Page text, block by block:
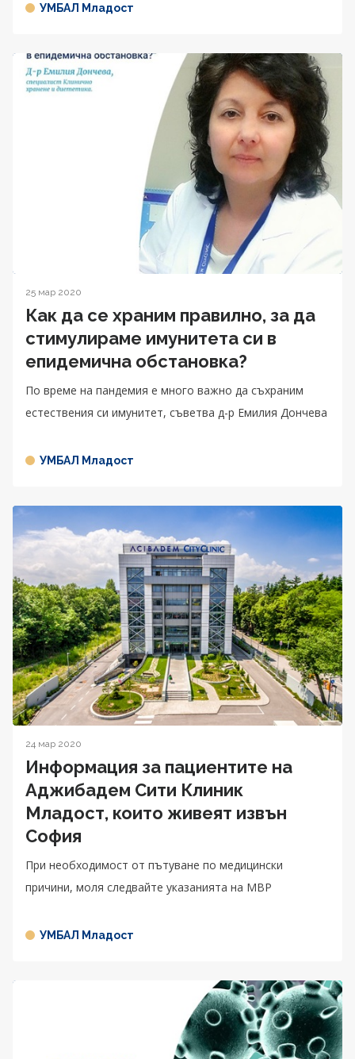
УМБАЛ Младост
25 мар 2020
Как да се храним правилно, за да
стимулираме имунитета си в
епидемична обстановка?
По време на пандемия е много важно да съхраним
естествения си имунитет, съветва д-р Емилия Дончева
УМБАЛ Младост
24 мар 2020
Информация за пациентите на
Аджибадем Сити Клиник
Младост, които живеят извън
София
При необходимост от пътуване по медицински
причини, моля следвайте указанията на МВР
УМБАЛ Младост